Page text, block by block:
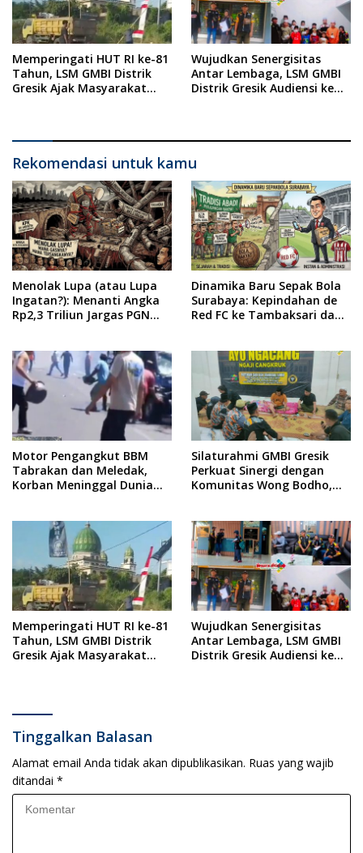
Memperingati HUT RI ke-81
Tahun, LSM GMBI Distrik
Gresik Ajak Masyarakat
Wujudkan Senergisitas
Antar Lembaga, LSM GMBI
Distrik Gresik Audiensi ke
Yatim Piatu
Rekomendasi untuk kamu
Menolak Lupa (atau Lupa
Ingatan?): Menanti Angka
Rp2,3 Triliun Jargas PGN
Dinamika Baru Sepak Bola
Surabaya: Kepindahan de
Red FC ke Tambaksari dan
Motor Pengangkut BBM
Tabrakan dan Meledak,
Korban Meninggal Dunia
Silaturahmi GMBI Gresik
Perkuat Sinergi dengan
Komunitas Wong Bodho,
Menjelang Acara Sunatan
Massal dan Santunan Anak
Yatim
Memperingati HUT RI ke-81
Tahun, LSM GMBI Distrik
Gresik Ajak Masyarakat
Wujudkan Senergisitas
Antar Lembaga, LSM GMBI
Distrik Gresik Audiensi ke
Tinggalkan Balasan
Alamat email Anda tidak akan dipublikasikan. Ruas yang wajib
ditandai *